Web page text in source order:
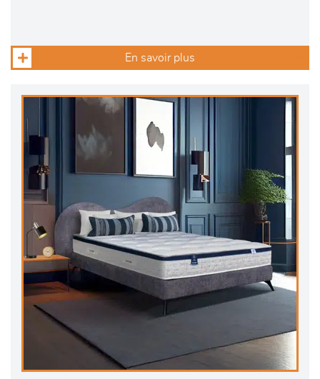
En savoir plus